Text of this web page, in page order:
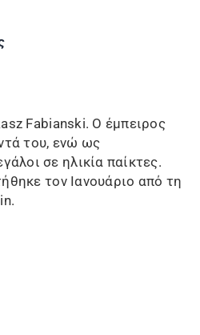
Fabianski. Ο έμπειρος
του, ενώ ως
σε ηλικία παίκτες.
τον Ιανουάριο από τη